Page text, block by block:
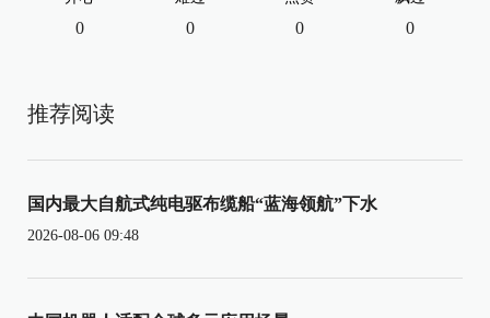
0 0 0 0
推荐阅读
国内最大自航式纯电驱布缆船“蓝海领航”下水
2026-08-06 09:48